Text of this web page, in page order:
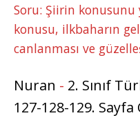
Soru: Şiirin konusunu
konusu, ilkbaharın
canlanması ve
Nuran - 2. Sınıf
127-128-129. Sayfa